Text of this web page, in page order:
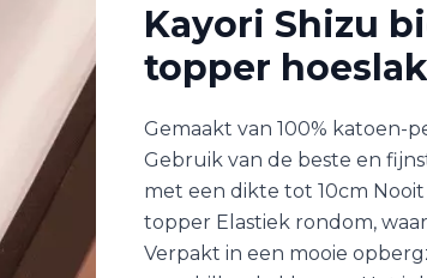
Kayori Shizu
topper
Gemaakt van 100% katoen-
Gebruik van de beste en
met een dikte tot 10cm
topper Elastiek rondom,
Verpakt in een mooie